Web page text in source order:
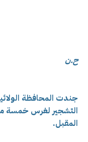
ح.ن
جندت المحافظة
المقبل.